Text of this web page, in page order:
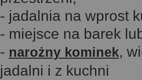
- jadalnia na wprost
- miejsce na barek
- narożny kominek,
jadalni i z kuchni